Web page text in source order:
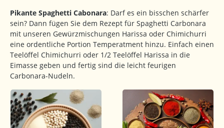
Pikante Spaghetti Cabonara: Darf es ein bisschen schärfer
sein? Dann fügen Sie dem Rezept für Spaghetti Carbonara
mit unseren Gewürzmischungen Harissa oder Chimichurri
eine ordentliche Portion Temperatment hinzu. Einfach einen
Teelöffel Chimichurri oder 1/2 Teelöffel Harissa in die
Eimasse geben und fertig sind die leicht feurigen
Carbonara-Nudeln.